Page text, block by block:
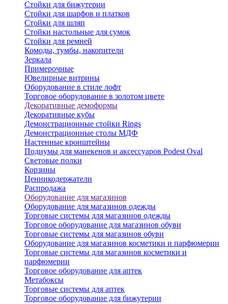
Стойки для бижутерии
Стойки для шарфов и платков
Стойки для шляп
Стойки настольные для сумок
Стойки для ремней
Комоды, тумбы, накопители
Зеркала
Примерочные
Ювелирные витрины
Оборудование в стиле лофт
Торговое оборудование в золотом цвете
Декоративные демоформы
Декоративные кубы
Демонстрационные стойки Rings
Демонстрационные столы МДФ
Настенные кронштейны
Подиумы для манекенов и аксессуаров Podest Oval
Световые полки
Корзины
Ценникодержатели
Распродажа
Оборудование для магазинов
Оборудование для магазинов одежды
Торговые системы для магазинов одежды
Торговое оборудование для магазинов обуви
Торговые системы для магазинов обуви
Оборудование для магазинов косметики и парфюмерии
Торговые системы для магазинов косметики и
парфюмерии
Торговое оборудование для аптек
Метабоксы
Торговые системы для аптек
Торговое оборудование для бижутерии